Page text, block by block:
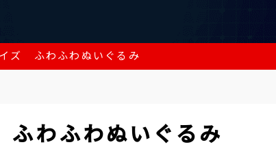
ズ ふわふわぬいぐるみ
わふわぬいぐるみ